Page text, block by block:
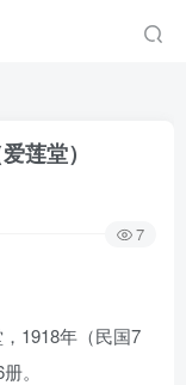
莲堂）
7
1918年（民国7
。